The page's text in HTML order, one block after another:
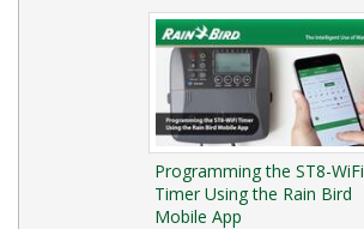
Programming the ST8-WiFi
Timer Using the Rain Bird
Mobile App